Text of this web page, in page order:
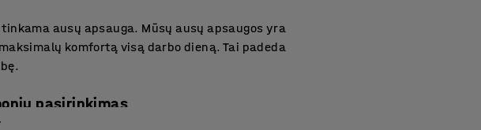
ausų apsauga. Mūsų ausų apsaugos yra
komfortą visą darbo dieną. Tai padeda
pasirinkimas